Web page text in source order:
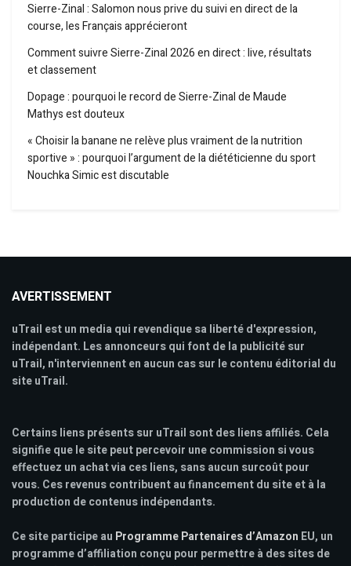
Sierre-Zinal : Salomon nous prive du suivi en direct de la
course, les Français apprécieront
Comment suivre Sierre-Zinal 2026 en direct : live, résultats
et classement
Dopage : pourquoi le record de Sierre-Zinal de Maude
Mathys est douteux
« Choisir la banane ne relève plus vraiment de la nutrition
sportive » : pourquoi l’argument de la diététicienne du sport
Nouchka Simic est discutable
AVERTISSEMENT
uTrail est un media qui revendique sa liberté d'expression,
indépendant. Les annonceurs qui font de la publicité sur
uTrail, n'interviennent en aucun cas sur le contenu éditorial du
site uTrail.
Certains liens présents sur uTrail sont des liens affiliés. Cela
signifie que le site peut percevoir une commission si vous
effectuez un achat via ces liens, sans aucun surcoût pour
vous. Ces revenus contribuent au financement du site et à la
production de contenus indépendants.
Ce site participe au Programme Partenaires d’Amazon EU, un
programme d’affiliation conçu pour permettre à des sites de